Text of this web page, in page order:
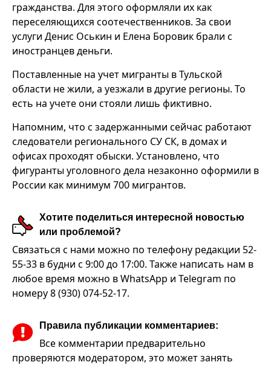
гражданства. Для этого оформляли их как
переселяющихся соотечественников. За свои
услуги Денис Оськин и Елена Боровик брали с
иностранцев деньги.
Поставленные на учет мигранты в Тульской
области не жили, а уезжали в другие регионы. То
есть на учете они стояли лишь фиктивно.
Напомним, что с задержанными сейчас работают
следователи регионального СУ СК, в домах и
офисах проходят обыски. Установлено, что
фигуранты уголовного дела незаконно оформили в
России как минимум 700 мигрантов.
Хотите поделиться интересной новостью
или проблемой?
Связаться с нами можно по телефону редакции 52-
55-33 в будни с 9:00 до 17:00. Также написать нам в
любое время можно в WhatsApp и Telegram по
номеру 8 (930) 074-52-17.
Правила публикации комментариев:
Все комментарии предварительно
проверяются модератором, это может занять